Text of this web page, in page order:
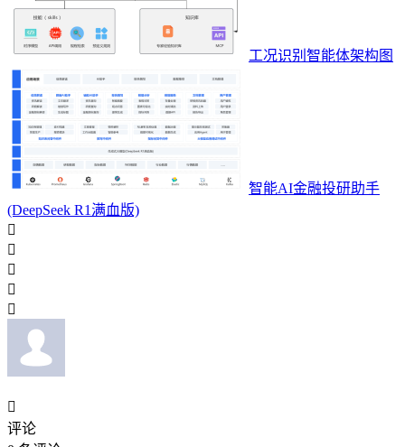
工况识别智能体架构图
智能AI金融投研助手
(DeepSeek R1满血版)






评论